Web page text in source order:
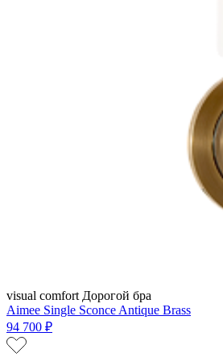
visual comfort Дорогой бра
Aimee Single Sconce Antique Brass
94 700 ₽